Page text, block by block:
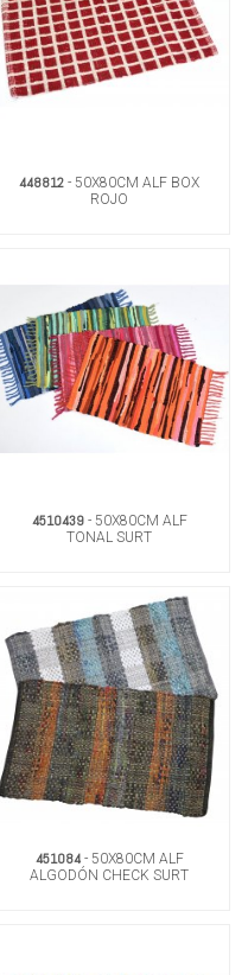
448812 - 50X80CM ALF BOX
ROJO
4510439- 50X80CM ALF
TONAL SURT
451084- 50X80CM ALF
ALGODÓN CHECK SURT